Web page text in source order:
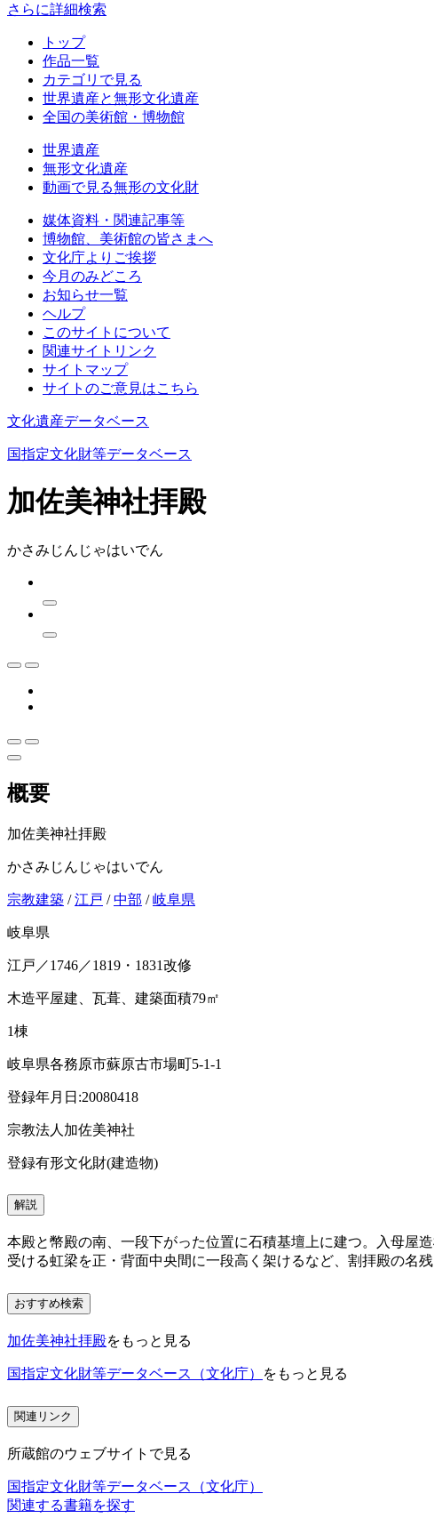
さらに詳細検索
トップ
作品一覧
カテゴリで見る
世界遺産と無形文化遺産
全国の美術館・博物館
世界遺産
無形文化遺産
動画で見る無形の文化財
媒体資料・関連記事等
博物館、美術館の皆さまへ
文化庁よりご挨拶
今月のみどころ
お知らせ一覧
ヘルプ
このサイトについて
関連サイトリンク
サイトマップ
サイトのご意見はこちら
文化遺産データベース
国指定文化財等データベース
加佐美神社拝殿
かさみじんじゃはいでん
概要
加佐美神社拝殿
かさみじんじゃはいでん
宗教建築 /江戸 /中部 /岐阜県
岐阜県
江戸／1746／1819・1831改修
木造平屋建、瓦葺、建築面積79㎡
1棟
岐阜県各務原市蘇原古市場町5-1-1
登録年月日:20080418
宗教法人加佐美神社
登録有形文化財(建造物)
解説
本殿と幣殿の南、一段下がった位置に石積基壇上に建つ。入母屋
受ける虹梁を正・背面中央間に一段高く架けるなど、割拝殿の名残
おすすめ検索
加佐美神社拝殿をもっと見る
国指定文化財等データベース（文化庁） をもっと見る
関連リンク
所蔵館のウェブサイトで見る
国指定文化財等データベース（文化庁）
関連する書籍を探す